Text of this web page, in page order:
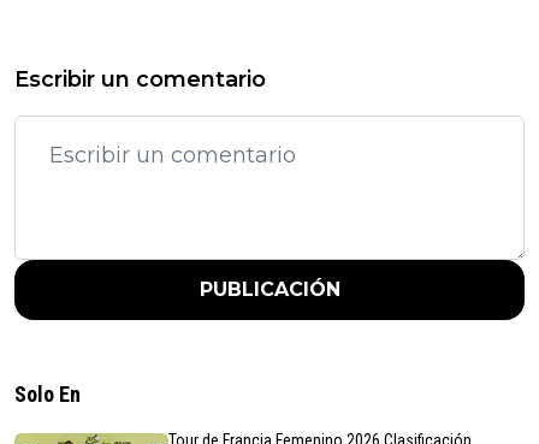
Escribir un comentario
PUBLICACIÓN
Solo En
Tour de Francia Femenino 2026 Clasificación